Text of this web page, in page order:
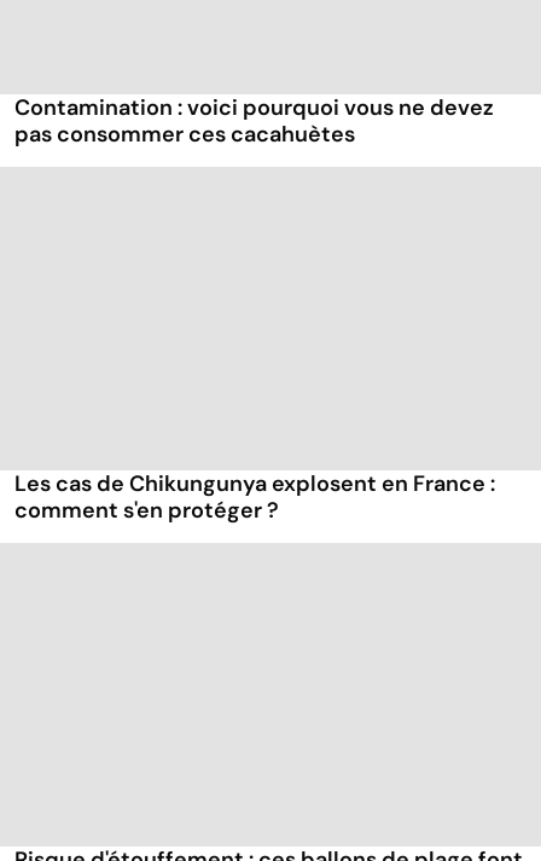
Contamination : voici pourquoi vous ne devez
pas consommer ces cacahuètes
Les cas de Chikungunya explosent en France :
comment s'en protéger ?